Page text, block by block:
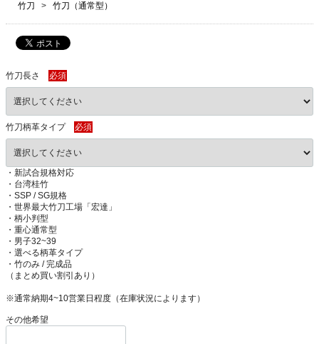
竹刀
竹刀（通常型）
竹刀長さ 必須
竹刀柄革タイプ 必須
・新試合規格対応
・台湾桂竹
・SSP / SG規格
・世界最大竹刀工場「宏達」
・柄小判型
・重心通常型
・男子32~39
・選べる柄革タイプ
・竹のみ / 完成品
（まとめ買い割引あり）
※通常納期4~10営業日程度（在庫状況によります）
その他希望